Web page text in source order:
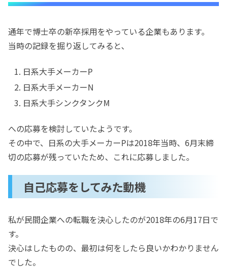
通年で博士卒の新卒採用をやっている企業もあります。
当時の記録を掘り返してみると、
日系大手メーカーP
日系大手メーカーN
日系大手シンクタンクM
への応募を検討していたようです。
その中で、日系の大手メーカーPは2018年当時、6月末締
切の応募が残っていたため、これに応募しました。
自己応募をしてみた動機
私が民間企業への転職を決心したのが2018年の6月17日で
す。
決心はしたものの、最初は何をしたら良いかわかりません
でした。